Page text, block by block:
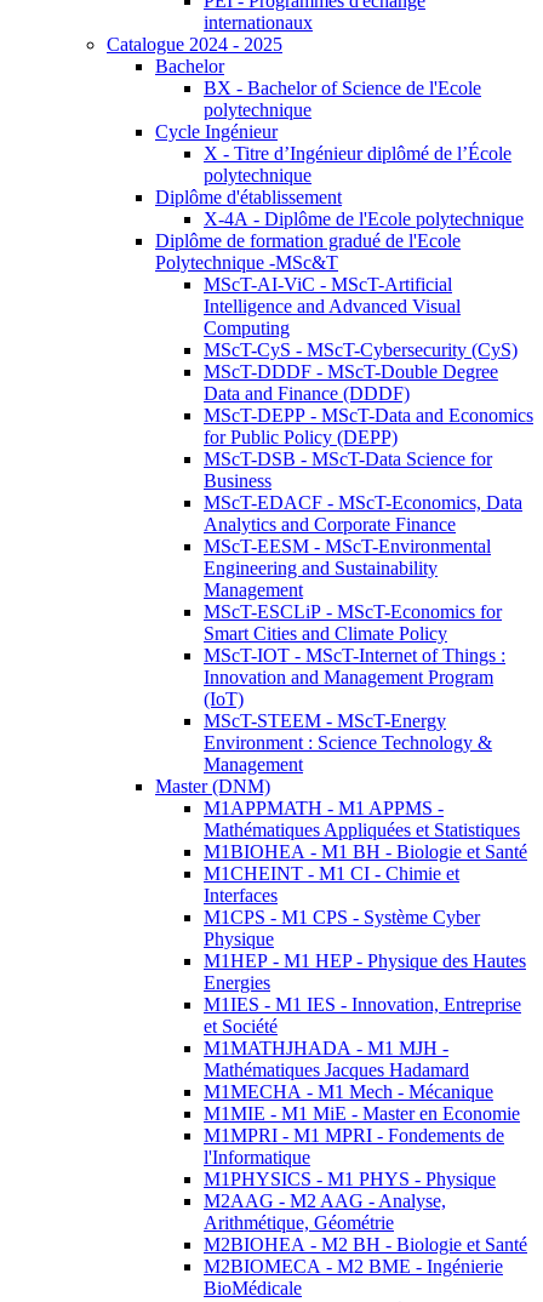
internationaux
Catalogue 2024 - 2025
Bachelor
BX - Bachelor of Science de l'Ecole
polytechnique
Cycle Ingénieur
X - Titre d’Ingénieur diplômé de l’École
polytechnique
Diplôme d'établissement
X-4A - Diplôme de l'Ecole polytechnique
Diplôme de formation gradué de l'Ecole
Polytechnique -MSc&T
MScT-AI-ViC - MScT-Artificial
Intelligence and Advanced Visual
Computing
MScT-CyS - MScT-Cybersecurity (CyS)
MScT-DDDF - MScT-Double Degree
Data and Finance (DDDF)
MScT-DEPP - MScT-Data and Economics
for Public Policy (DEPP)
MScT-DSB - MScT-Data Science for
Business
MScT-EDACF - MScT-Economics, Data
Analytics and Corporate Finance
MScT-EESM - MScT-Environmental
Engineering and Sustainability
Management
MScT-ESCLiP - MScT-Economics for
Smart Cities and Climate Policy
MScT-IOT - MScT-Internet of Things :
Innovation and Management Program
(IoT)
MScT-STEEM - MScT-Energy
Environment : Science Technology &
Management
Master (DNM)
M1APPMATH - M1 APPMS -
Mathématiques Appliquées et Statistiques
M1BIOHEA - M1 BH - Biologie et Santé
M1CHEINT - M1 CI - Chimie et
Interfaces
M1CPS - M1 CPS - Système Cyber
Physique
M1HEP - M1 HEP - Physique des Hautes
Energies
M1IES - M1 IES - Innovation, Entreprise
et Société
M1MATHJHADA - M1 MJH -
Mathématiques Jacques Hadamard
M1MECHA - M1 Mech - Mécanique
M1MIE - M1 MiE - Master en Economie
M1MPRI - M1 MPRI - Fondements de
l'Informatique
M1PHYSICS - M1 PHYS - Physique
M2AAG - M2 AAG - Analyse,
Arithmétique, Géométrie
M2BIOHEA - M2 BH - Biologie et Santé
M2BIOMECA - M2 BME - Ingénierie
BioMédicale